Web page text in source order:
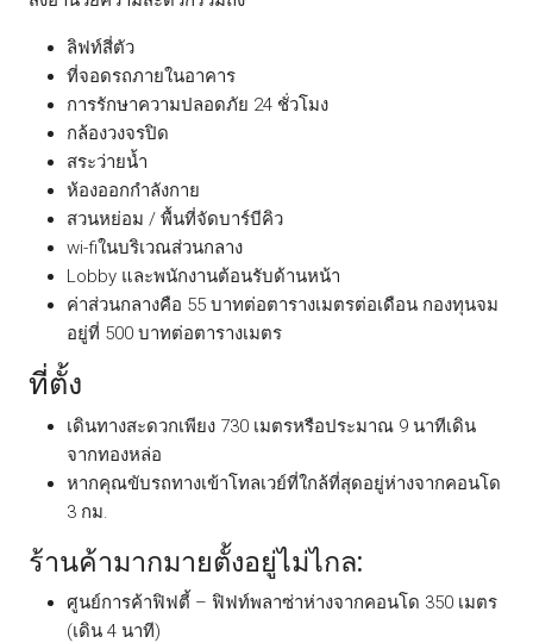
ลิฟท์สี่ตัว
ที่จอดรถภายในอาคาร
การรักษาความปลอดภัย 24 ชั่วโมง
กล้องวงจรปิด
สระว่ายน้ำ
ห้องออกกำลังกาย
สวนหย่อม / พื้นที่จัดบาร์บีคิว
wi-fiในบริเวณส่วนกลาง
Lobby และพนักงานต้อนรับด้านหน้า
ค่าส่วนกลางคือ 55 บาทต่อตารางเมตรต่อเดือน กองทุนจม
อยู่ที่ 500 บาทต่อตารางเมตร
ที่ตั้ง
เดินทางสะดวกเพียง 730 เมตรหรือประมาณ 9 นาทีเดิน
จากทองหล่อ
หากคุณขับรถทางเข้าโทลเวย์ที่ใกล้ที่สุดอยู่ห่างจากคอนโด
3 กม.
ร้านค้ามากมายตั้งอยู่ไม่ไกล:
ศูนย์การค้าฟิฟตี้ – ฟิฟท์พลาซ่าห่างจากคอนโด 350 เมตร
(เดิน 4 นาที)